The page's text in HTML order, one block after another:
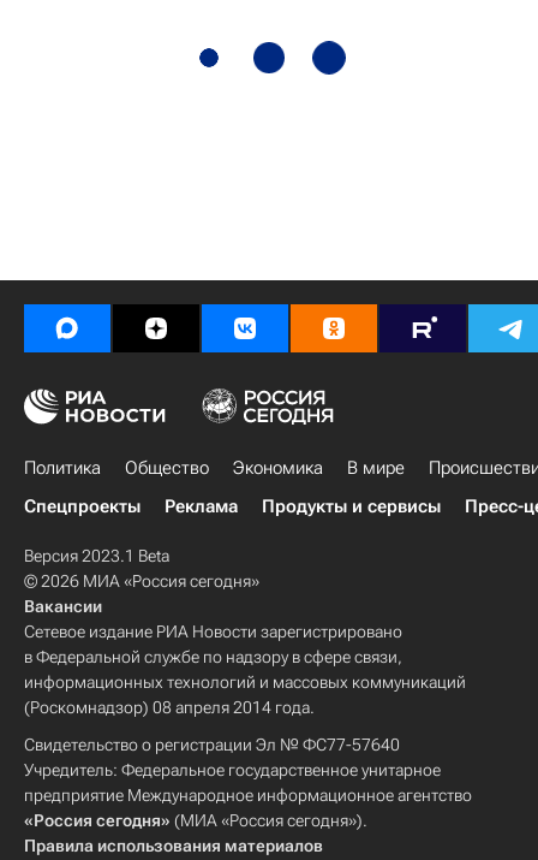
Политика Общество Экономика В мире
Спецпроекты
Реклама Продукты и сервисы Пресс-
Версия 2023.1 Beta
© 2026 МИА «Россия сегодня»
Вакансии
Сетевое издание РИА Новости зарегистрировано
в Федеральной службе по надзору в сфере связи,
информационных технологий и массовых коммуникаций
(Роскомнадзор) 08 апреля 2014 года.
Свидетельство о регистрации Эл № ФС77-57640
Учредитель: Федеральное государственное унитарное
предприятие Международное информационное агентство
«Россия сегодня» (МИА «Россия сегодня»).
Правила использования материалов